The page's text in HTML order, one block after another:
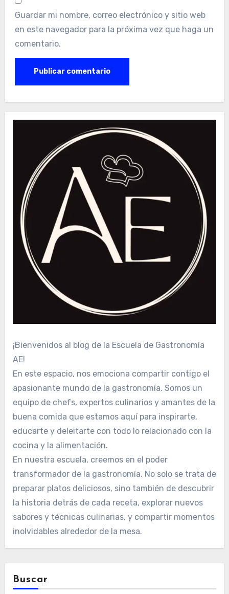
Guardar mi nombre, correo electrónico y sitio web
en este navegador para la próxima vez que haga un
comentario.
¡Bienvenidos al blog de la Escuela de Gastronomía
AE!
En este espacio, nos emociona compartir contigo el
apasionante mundo de la gastronomía. Somos un
equipo de chefs, expertos culinarios y amantes de la
buena comida que estamos aquí para inspirarte,
educarte y deleitarte con todo lo relacionado con la
cocina y la alimentación.
En nuestra escuela, creemos en el poder
transformador de la gastronomía. No solo se trata de
preparar platos deliciosos, sino también de descubrir
la historia detrás de cada receta, explorar nuevos
sabores y técnicas culinarias, y compartir momentos
inolvidables alrededor de la mesa.
Buscar